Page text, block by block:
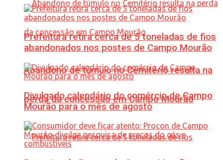
Abandono de túmulo no Cemitério resulta na
perda da concessão em Campo Mourão
Prefeitura retira cerca de 5 toneladas de fios
abandonados nos postes de Campo Mourão
Divulgado calendário do comércio de Campo
Mourão para o mês de agosto